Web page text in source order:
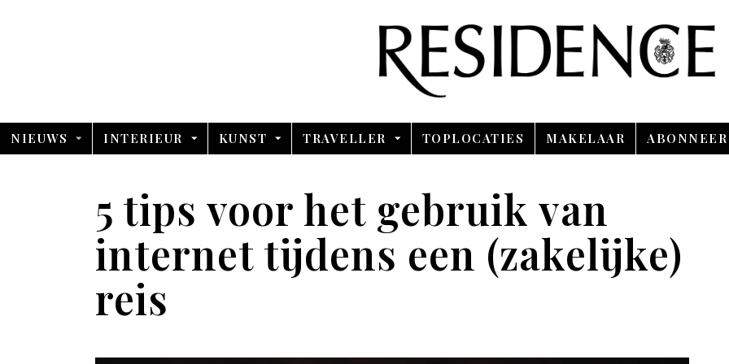
NIEUWS INTERIEUR KUNST TRAVELLER TOPLOCATIES MAKELAAR ABONNEER
5 tips voor het gebruik van
internet tijdens een (zakelijke)
reis